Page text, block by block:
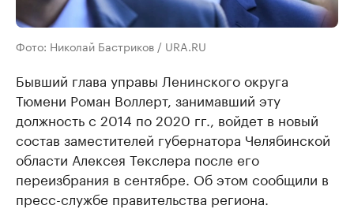
Фото: Николай Бастриков / URA.RU
Бывший глава управы Ленинского округа
Тюмени Роман Воллерт, занимавший эту
должность с 2014 по 2020 гг., войдет в новый
состав заместителей губернатора Челябинской
области Алексея Текслера после его
переизбрания в сентябре. Об этом сообщили в
пресс-службе правительства региона.